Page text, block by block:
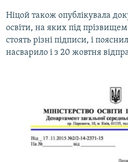
Ніцой також опублікувала
освіти, на яких під
стоять різні підписи, і
насварило і з 20 жовтня